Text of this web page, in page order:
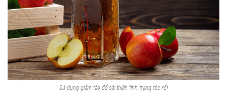
Sử dụng giấm táo để cải thiện tình trạng tóc rối